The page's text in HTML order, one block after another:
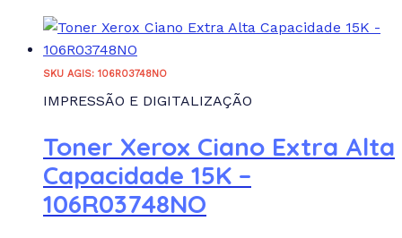
SKU AGIS: 106R03748NO
IMPRESSÃO E DIGITALIZAÇÃO
Toner Xerox Ciano Extra Alta
Capacidade 15K –
106R03748NO